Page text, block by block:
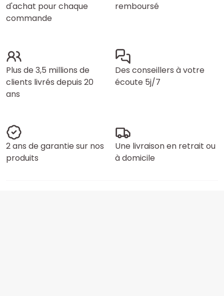
d'achat pour chaque
commande
remboursé
Plus de 3,5 millions de
clients livrés depuis 20
ans
Des conseillers à votre
écoute 5j/7
2 ans de garantie sur nos
produits
Une livraison en retrait ou
à domicile